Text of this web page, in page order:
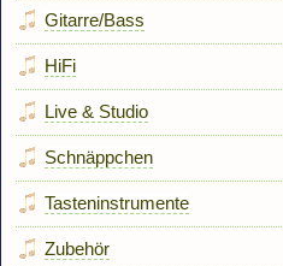
Gitarre/Bass
HiFi
Live & Studio
Schnäppchen
Tasteninstrumente
Zubehör